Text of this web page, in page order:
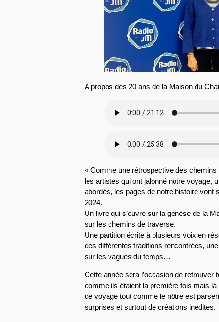
A propos des 20 ans de la Maison du
« Comme une rétrospective des
les artistes qui ont jalonné notre voyage,
abordés, les pages de notre histoire vont
2024.
Un livre qui s’ouvre sur la genèse de la
sur les chemins de traverse.
Une partition écrite à plusieurs voix en
des différentes traditions rencontrées,
sur les vagues du temps…
Cette année sera l’occasion de retrouver
comme ils étaient la première fois mais là
de voyage tout comme le nôtre est
surprises et surtout de créations inédites.